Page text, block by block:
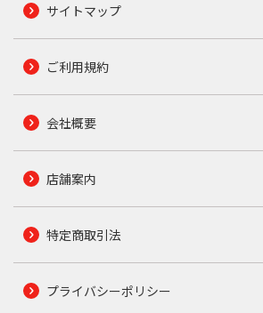
サイトマップ
ご利用規約
会社概要
店舗案内
特定商取引法
プライバシーポリシー